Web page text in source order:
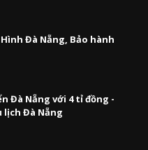
Đà Nẵng, Bảo hành
Đà Nẵng với 4 tỉ đồng -
lịch Đà Nẵng